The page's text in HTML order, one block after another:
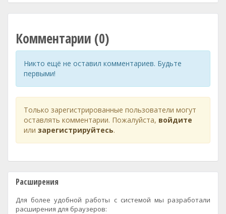
Комментарии (0)
Никто ещё не оставил комментариев. Будьте
первыми!
Только зарегистрированные пользователи могут
оставлять комментарии. Пожалуйста, войдите
или зарегистрируйтесь.
Расширения
Для более удобной работы с системой мы разработали
расширения для браузеров: